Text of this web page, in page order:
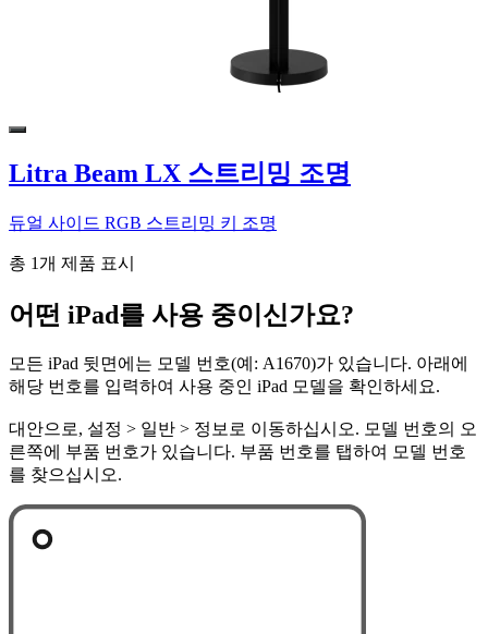
Litra Beam LX 스트리밍 조명
듀얼 사이드 RGB 스트리밍 키 조명
총 1개 제품 표시
어떤 iPad를 사용 중이신가요?
모든 iPad 뒷면에는 모델 번호(예: A1670)가 있습니다. 아래에
해당 번호를 입력하여 사용 중인 iPad 모델을 확인하세요.
대안으로, 설정 > 일반 > 정보로 이동하십시오. 모델 번호의 오
른쪽에 부품 번호가 있습니다. 부품 번호를 탭하여 모델 번호
를 찾으십시오.